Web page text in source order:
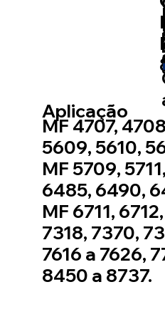
Aplicação
MF 4707,
5609, 5610,
MF 5709,
6485, 6490,
MF 6711,
7318, 7370,
7616 a 7626,
8450 a 8737.